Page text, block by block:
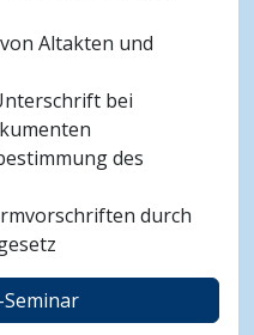
Altakten und
bei
des
durch